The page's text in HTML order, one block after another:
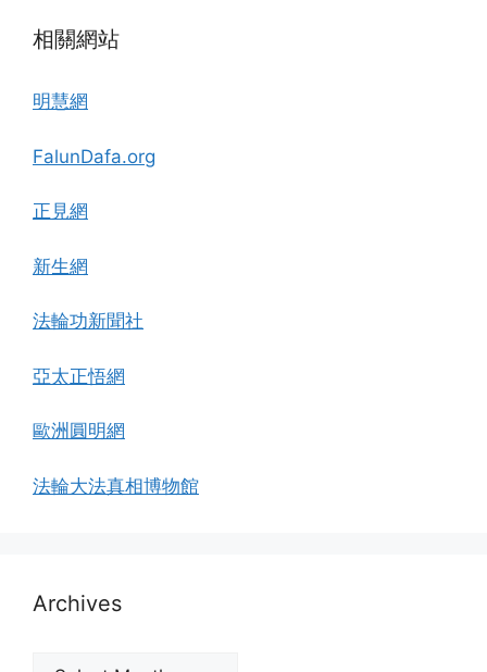
相關網站
明慧網
FalunDafa.org
正見網
新生網
法輪功新聞社
亞太正悟網
歐洲圓明網
法輪大法真相博物館
Archives
Archives